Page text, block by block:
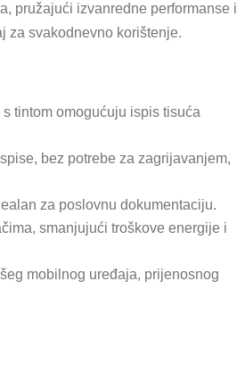
pružajući izvanredne performanse i
za svakodnevno korištenje.
tintom omogućuju ispis tisuća
bez potrebe za zagrijavanjem,
za poslovnu dokumentaciju.
smanjujući troškove energije i
mobilnog uređaja, prijenosnog